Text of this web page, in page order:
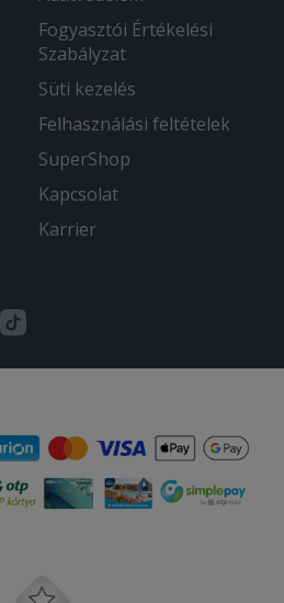
Fogyasztói Értékelési
Szabályzat
Süti kezelés
Felhasználási feltételek
SuperShop
Kapcsolat
Karrier